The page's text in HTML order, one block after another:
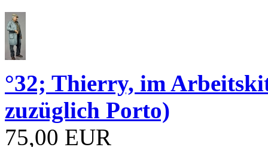
°32; Thierry, im
zuzüglich Porto)
75,00 EUR